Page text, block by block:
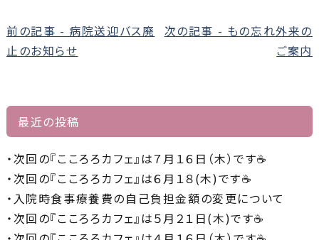
前
後
事
へ
リ
ン
ク
前の記事 - 病院送迎バス廃
止のお知らせ
次の記事 - もの忘れ外来の
ご案内
最近の投稿
次回の『こころろカフェ』は７月１６日（木）です☕
次回の『こころろカフェ』は６月１８(木)です☕
入院時食事療養費の自己負担金額の変更について
次回の『こころろカフェ』は５月２１日(木)です☕